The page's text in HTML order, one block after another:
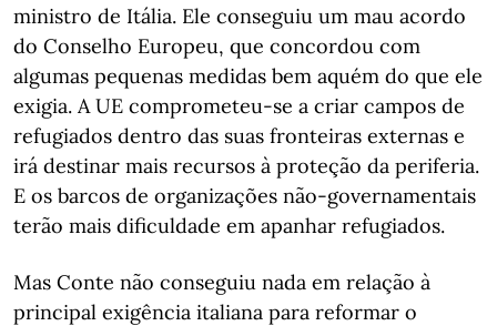
ministro de Itália. Ele conseguiu um mau acordo
do Conselho Europeu, que concordou com
algumas pequenas medidas bem aquém do que ele
exigia. A UE comprometeu-se a criar campos de
refugiados dentro das suas fronteiras externas e
irá destinar mais recursos à proteção da periferia.
E os barcos de organizações não-governamentais
terão mais dificuldade em apanhar refugiados.
Mas Conte não conseguiu nada em relação à
principal exigência italiana para reformar o